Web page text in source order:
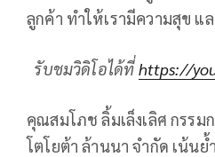
ลูกค้า ทำให้เรามีความสุข แ
รับชมวิดิโอได้ที่https://
คุณสมโภช ลิ้มเล็งเลิศ กรร
โตโยต้า ล้านนา จำกัด เน้น